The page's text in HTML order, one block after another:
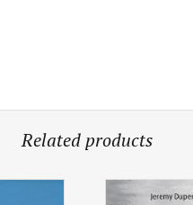
Related products